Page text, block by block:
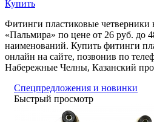
Купить
Фитинги пластиковые четверники
«Пальмира» по цене от 26 руб. до
наименований. Купить фитинги
онлайн на сайте, позвонив по
Набережные Челны, Казанский
Спецпредложения и новинки
Быстрый просмотр